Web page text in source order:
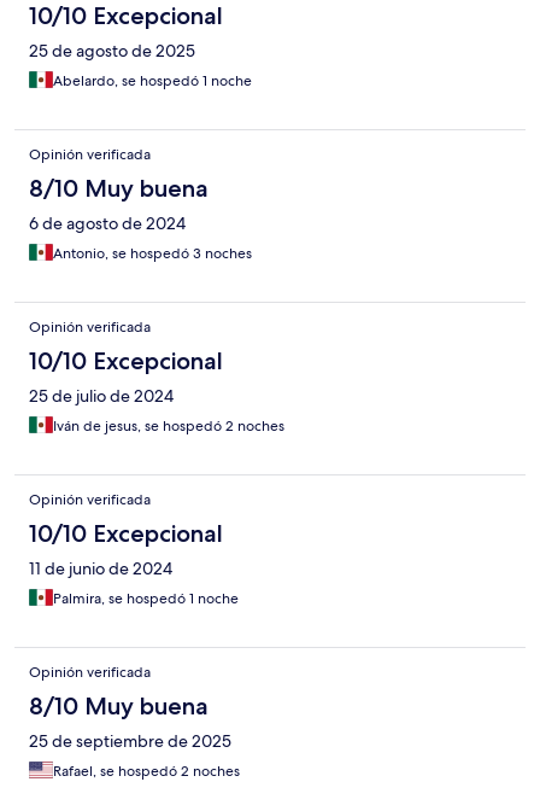
10/10 Excepcional
25 de agosto de 2025
Abelardo, se hospedó 1 noche
Opinión verificada
8/10 Muy buena
6 de agosto de 2024
Antonio, se hospedó 3 noches
Opinión verificada
10/10 Excepcional
25 de julio de 2024
Iván de jesus, se hospedó 2 noches
Opinión verificada
10/10 Excepcional
11 de junio de 2024
Palmira, se hospedó 1 noche
Opinión verificada
8/10 Muy buena
25 de septiembre de 2025
Rafael, se hospedó 2 noches